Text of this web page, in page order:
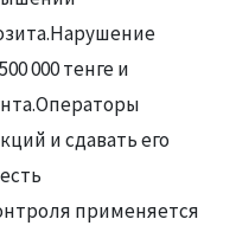
000 тенге и
и сдавать его
применяется